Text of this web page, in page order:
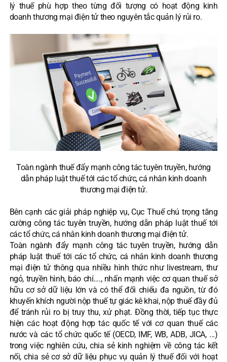
lý thuế phù hợp theo từng đối tượng có hoạt động kinh
doanh thương mại điện tử theo nguyên tắc quản lý rủi ro.
Toàn ngành thuế đẩy mạnh công tác tuyên truyền, hướng
dẫn pháp luật thuế tới các tổ chức, cá nhân kinh doanh
thương mại điện tử.
Bên cạnh các giải pháp nghiệp vụ, Cục Thuế chú trọng tăng
cường công tác tuyên truyền, hướng dẫn pháp luật thuế tới
các tổ chức, cá nhân kinh doanh thương mại điện tử.
Toàn ngành đẩy mạnh công tác tuyên truyền, hướng dẫn
pháp luật thuế tới các tổ chức, cá nhân kinh doanh thương
mại điện tử thông qua nhiều hình thức như livestream, thư
ngỏ, truyền hình, báo chí…., nhấn mạnh việc cơ quan thuế sở
hữu cơ sở dữ liệu lớn và có thể đối chiếu đa nguồn, từ đó
khuyến khích người nộp thuế tự giác kê khai, nộp thuế đầy đủ
để tránh rủi ro bị truy thu, xử phạt. Đồng thời, tiếp tục thực
hiện các hoạt động hợp tác quốc tế với cơ quan thuế các
nước và các tổ chức quốc tế (OECD, IMF, WB, ADB, JICA, ...)
trong việc nghiên cứu, chia sẻ kinh nghiệm về công tác kết
nối, chia sẻ cơ sở dữ liệu phục vụ quản lý thuế đối với hoạt